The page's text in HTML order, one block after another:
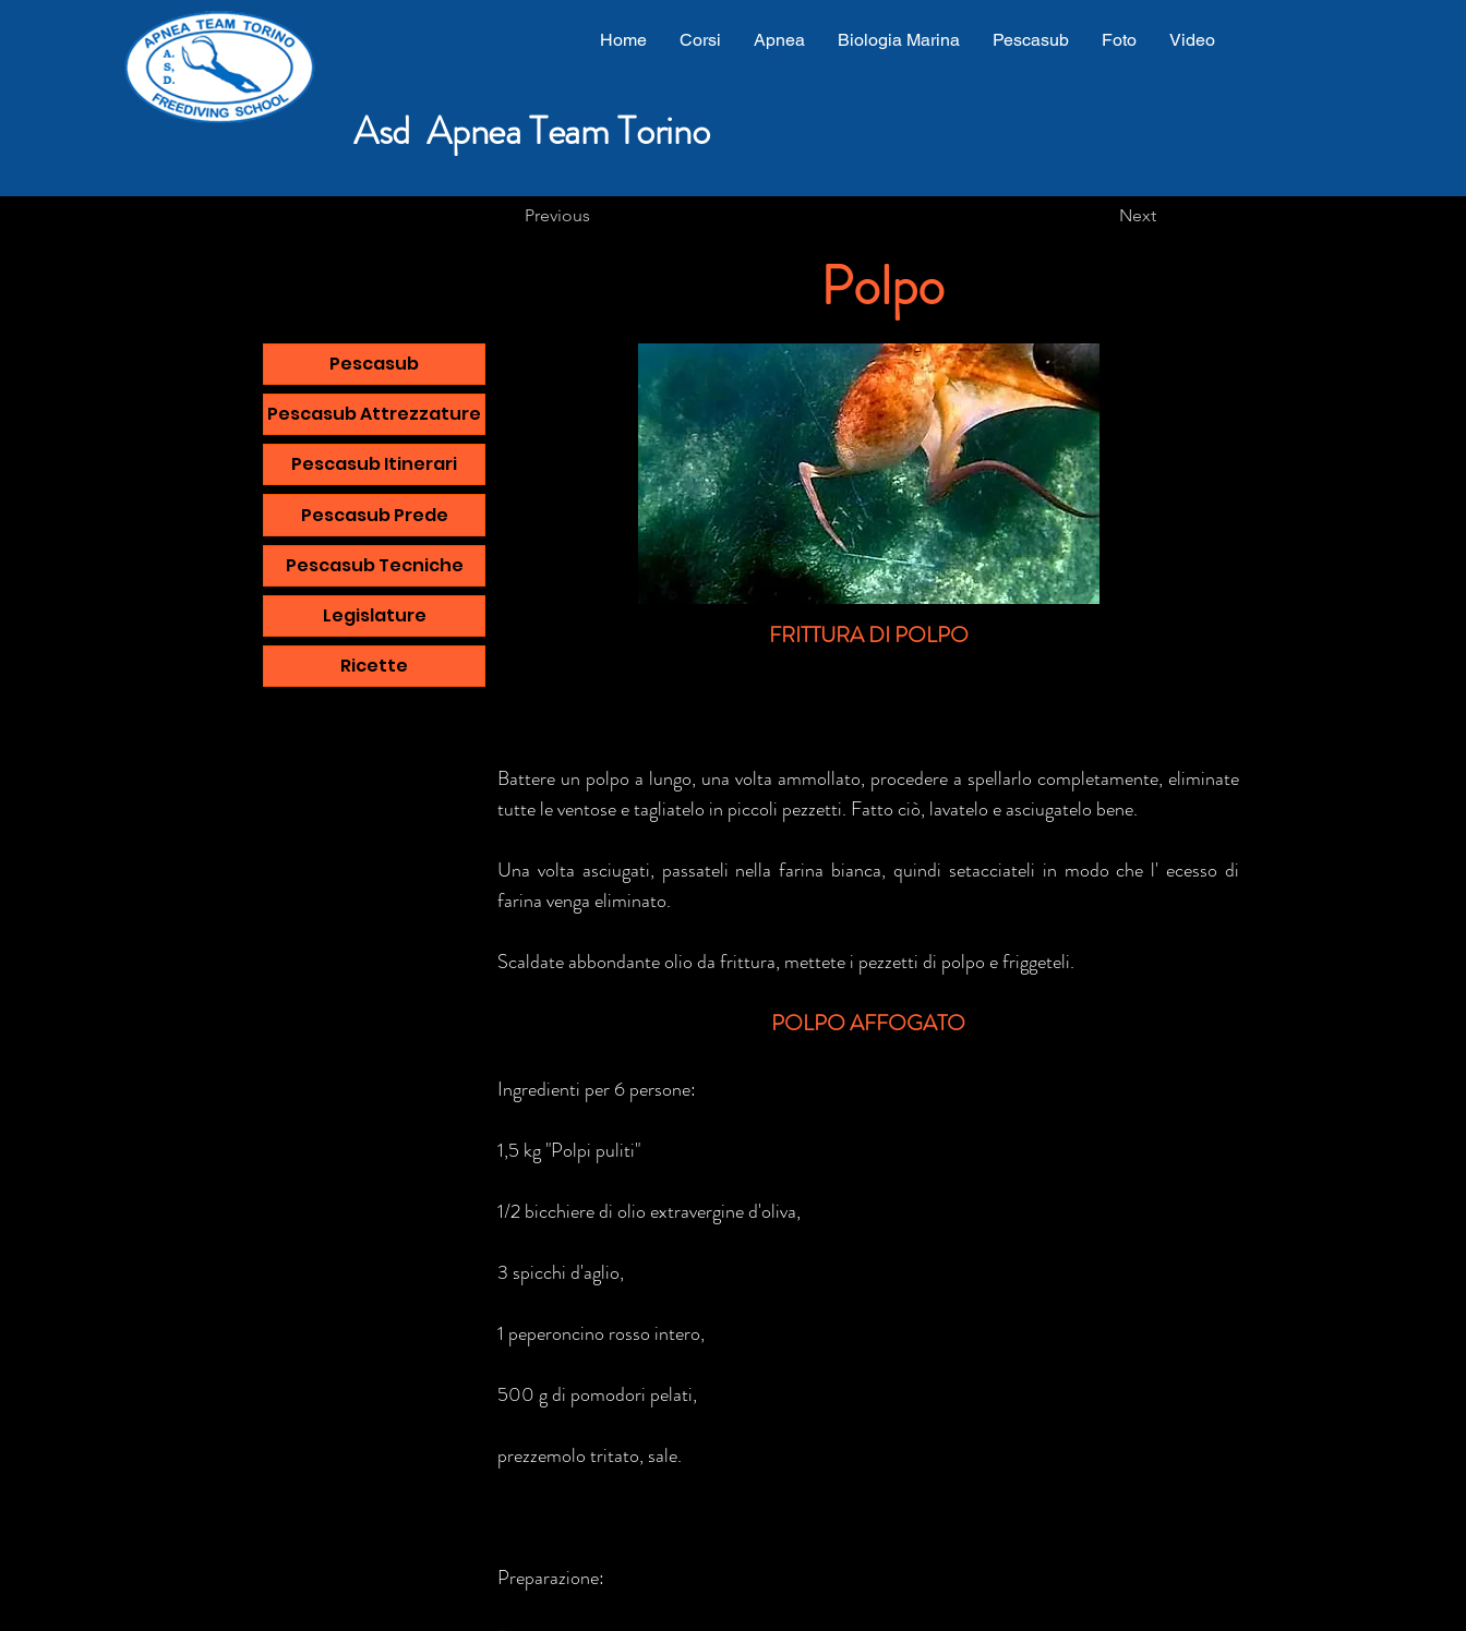
Home Corsi Apnea Biologia Marina Pescasub Foto Video
Asd Apnea Team Torino
Previous Next
Polpo
Pescasub
Pescasub Attrezzature
Pescasub Itinerari
Pescasub Prede
Pescasub Tecniche
Legislature
Ricette
FRITTURA DI POLPO
Battere un polpo a lungo, una volta ammollato, procedere a spellarlo completamente, eliminate
tutte le ventose e tagliatelo in piccoli pezzetti. Fatto ciò, lavatelo e asciugatelo bene.
Una volta asciugati, passateli nella farina bianca, quindi setacciateli in modo che l' ecesso di
farina venga eliminato.
Scaldate abbondante olio da frittura, mettete i pezzetti di polpo e friggeteli.
POLPO AFFOGATO
Ingredienti per 6 persone:
1,5 kg "Polpi puliti"
1/2 bicchiere di olio extravergine d'oliva,
3 spicchi d'aglio,
1 peperoncino rosso intero,
500 g di pomodori pelati,
prezzemolo tritato, sale.
Preparazione: